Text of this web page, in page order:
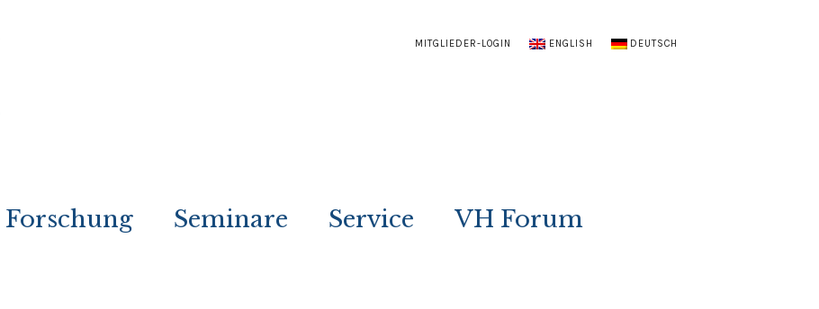
MITGLIEDER-LOGIN ENGLISH DEUTSCH
Forschung Seminare Service VH Forum